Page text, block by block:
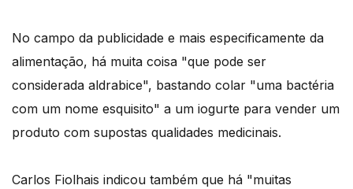
No campo da publicidade e mais especificamente da
alimentação, há muita coisa "que pode ser
considerada aldrabice", bastando colar "uma bactéria
com um nome esquisito" a um iogurte para vender um
produto com supostas qualidades medicinais.
Carlos Fiolhais indicou também que há "muitas